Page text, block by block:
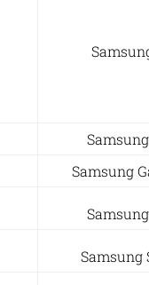
Samsung
Samsung